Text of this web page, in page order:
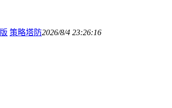
策略塔防2026/8/4 23:26:16